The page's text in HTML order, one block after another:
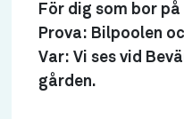
För dig som bor
Prova: Bilpoolen
Var: Vi ses vid
gården.